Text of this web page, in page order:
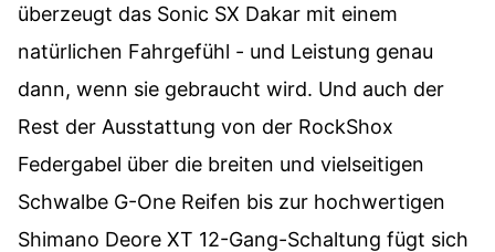
überzeugt das Sonic SX Dakar mit einem
natürlichen Fahrgefühl - und Leistung genau
dann, wenn sie gebraucht wird. Und auch der
Rest der Ausstattung von der RockShox
Federgabel über die breiten und vielseitigen
Schwalbe G-One Reifen bis zur hochwertigen
Shimano Deore XT 12-Gang-Schaltung fügt sich